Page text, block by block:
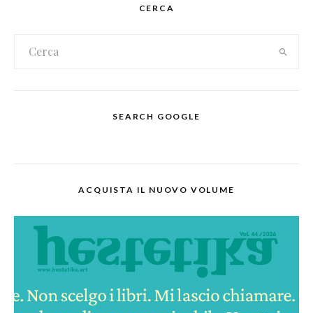
CERCA
SEARCH GOOGLE
ACQUISTA IL NUOVO VOLUME